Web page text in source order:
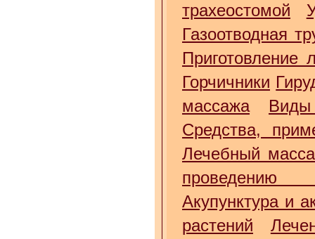
трахеостомой
Газоотводная
Приготовление
Горчичники
массажа
Средства,
Лечебный
проведению
Акупунктура и
растений